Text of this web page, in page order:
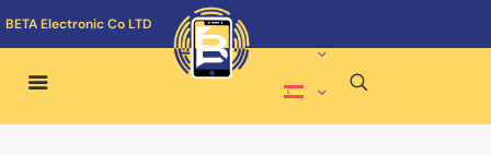
BETA Electronic Co LTD